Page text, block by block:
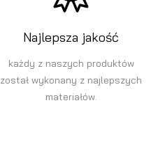
Najlepsza jakość
każdy z naszych produktów
został wykonany z najlepszych
materiałów.